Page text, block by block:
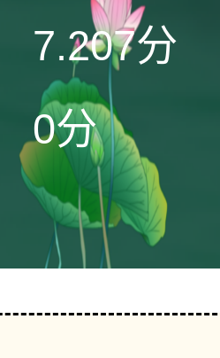
7.207分
0分